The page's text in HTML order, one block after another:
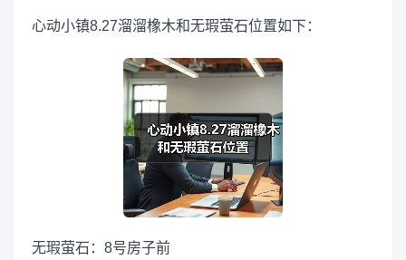
心动小镇8.27溜溜橡木和无瑕萤石位置如下：
无瑕萤石：8号房子前